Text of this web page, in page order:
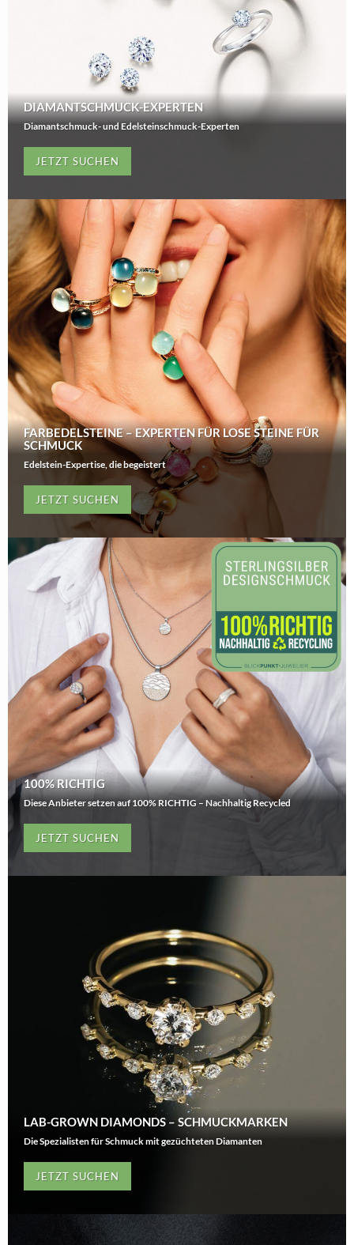
DIAMANTSCHMUCK-EXPERTEN
Diamantschmuck- und Edelsteinschmuck-Experten
JETZT SUCHEN
FARBEDELSTEINE – EXPERTEN FÜR LOSE STEINE FÜR
SCHMUCK
Edelstein-Expertise, die begeistert
JETZT SUCHEN
100% RICHTIG
Diese Anbieter setzen auf 100% RICHTIG – Nachhaltig Recycled
JETZT SUCHEN
LAB-GROWN DIAMONDS – SCHMUCKMARKEN
Die Spezialisten für Schmuck mit gezüchteten Diamanten
JETZT SUCHEN